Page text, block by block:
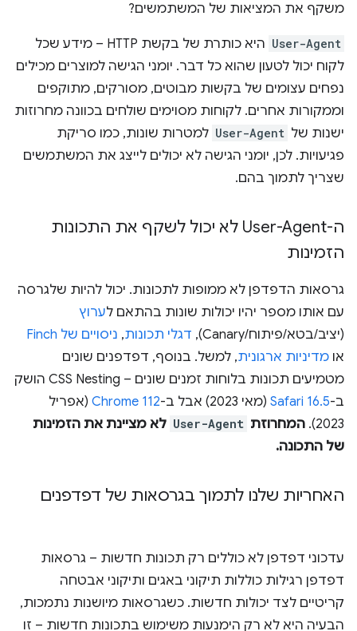
משקף את המציאות של המשתמשים?
User-Agent
היא כותרת של בקשת HTTP – מידע שכל
לקוח יכול לטעון שהוא כל דבר. יומני הגישה למוצרים מכילים
נפחים עצומים של בקשות מבוטים, מסורקים, מתוקפים
וממקורות אחרים. לקוחות מסוימים שולחים בכוונה מחרוזות
ישנות של User-Agent למטרות שונות, כמו סריקת
פגיעויות. לכן, יומני הגישה לא יכולים לייצג את המשתמשים
שצריך לתמוך בהם.
ה-User-Agent לא יכול לשקף את התכונות
הזמינות
גרסאות הדפדפן לא ממופות לתכונות. יכול להיות שלגרסה
עם אותו מספר יהיו יכולות שונות בהתאם לערוץ
(יציב/בטא/פיתוח/Canary),
דגלי תכונות, ניסויים של Finch
או מדיניות ארגונית, למשל. בנוסף, דפדפנים שונים
מטמיעים תכונות בלוחות זמנים שונים – CSS Nesting הושק
ב-Safari 16.5 (מאי 2023) אבל ב- Chrome 112 (אפריל
2023).
המחרוזת User-Agent לא מציינת את הזמינות
של התכונה.
האחריות שלנו לתמוך בגרסאות של דפדפנים
עדכוני דפדפן לא כוללים רק תכונות חדשות – גרסאות
דפדפן רגילות כוללות תיקוני באגים ותיקוני אבטחה
קריטיים לצד יכולות חדשות. כשגרסאות מיושנות נתמכות,
הבעיה היא לא רק הימנעות משימוש בתכונות חדשות – זו